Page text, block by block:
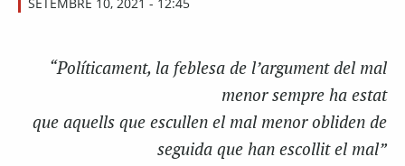
“Políticament, la feblesa de l’argument del mal
menor sempre ha estat
que aquells que escullen el mal menor obliden de
seguida que han escollit el mal”